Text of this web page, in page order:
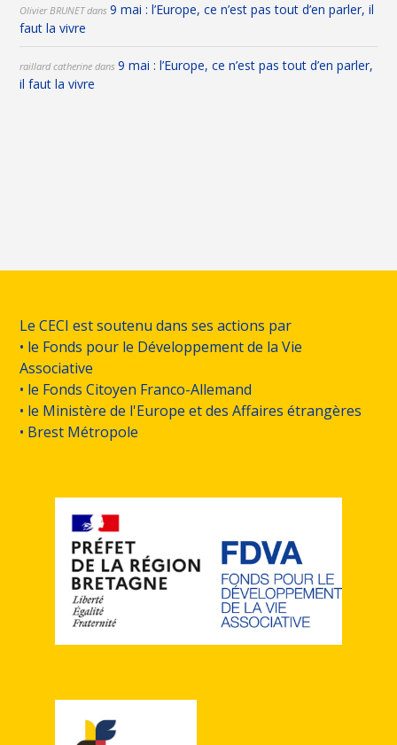
Olivier BRUNETdans9 mai : l’Europe, ce n’est pas tout d’en parler, il
faut la vivre
raillard catherine dans9 mai : l’Europe, ce n’est pas tout d’en parler,
il faut la vivre
Le CECI est soutenu dans ses actions par
• le Fonds pour le Développement de la Vie
Associative
• le Fonds Citoyen Franco-Allemand
• le Ministère de l'Europe et des Affaires étrangères
• Brest Métropole